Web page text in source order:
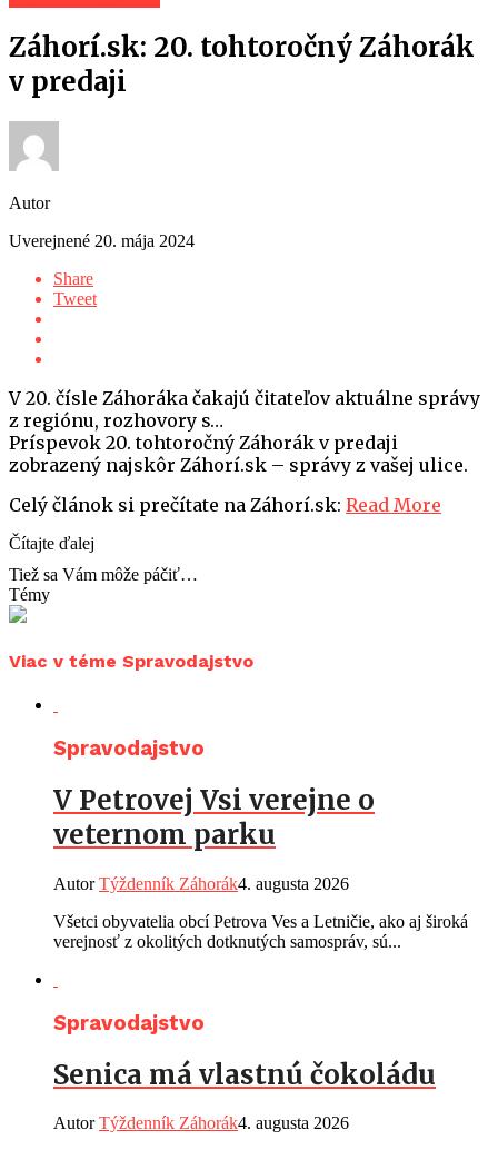
Záhorí.sk: 20. tohtoročný Záhorák
v predaji
Autor
Uverejnené 20. mája 2024
Share
Tweet
V 20. čísle Záhoráka čakajú čitateľov aktuálne správy
z regiónu, rozhovory s…
Príspevok 20. tohtoročný Záhorák v predaji
zobrazený najskôr Záhorí.sk – správy z vašej ulice.
Celý článok si prečítate na Záhorí.sk: Read More
Čítajte ďalej
Tiež sa Vám môže páčiť…
Témy
Viac v téme Spravodajstvo
Spravodajstvo
V Petrovej Vsi verejne o
veternom parku
AutorTýždenník Záhorák4. augusta 2026
Všetci obyvatelia obcí Petrova Ves a Letničie, ako aj široká
verejnosť z okolitých dotknutých samospráv, sú...
Spravodajstvo
Senica má vlastnú čokoládu
AutorTýždenník Záhorák4. augusta 2026